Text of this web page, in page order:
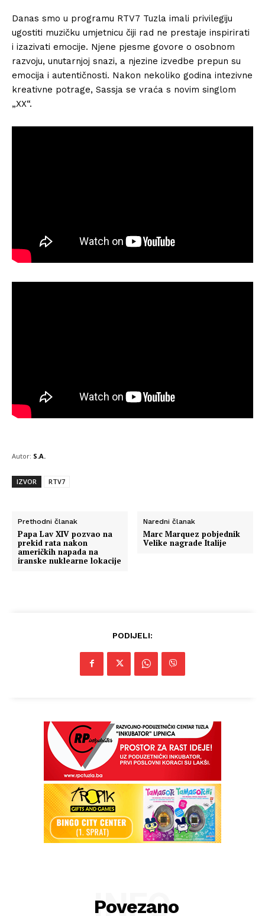
Danas smo u programu RTV7 Tuzla imali privilegiju
ugostiti muzičku umjetnicu čiji rad ne prestaje inspirirati
i izazivati emocije. Njene pjesme govore o osobnom
razvoju, unutarnjoj snazi, a njezine izvedbe prepun su
emocija i autentičnosti. Nakon nekoliko godina intezivne
kreativne potrage, Sassja se vraća s novim singlom
„XX“.
Autor: S.A.
IZVOR RTV7
Prethodni članak
Papa Lav XIV pozvao na
prekid rata nakon
američkih napada na
iranske nuklearne lokacije
Naredni članak
Marc Marquez pobjednik
Velike nagrade Italije
PODIJELI:
Povezano
INFO